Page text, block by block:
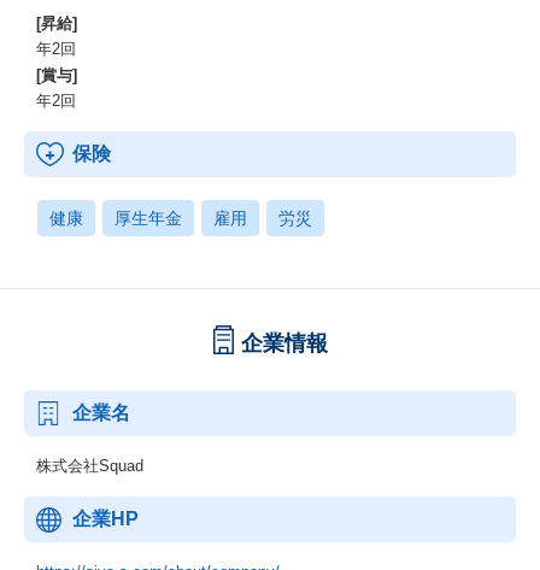
[昇給]
年2回
[賞与]
年2回
保険
健康 厚生年金 雇用 労災
企業情報
企業名
株式会社Squad
企業HP